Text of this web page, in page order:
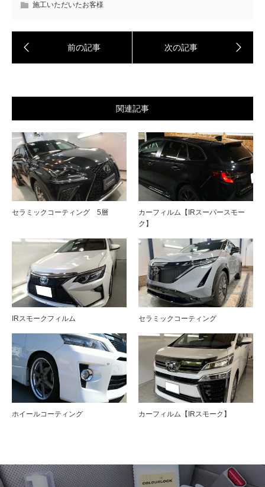
施工いただいたお客様
関連記事
セラミックコーティング 5層
カーフィルム【IRスーパースモー
ク】
IRスモークフィルム セラミックコーティング
ホイールコーティング カーフィルム【IRスモーク】